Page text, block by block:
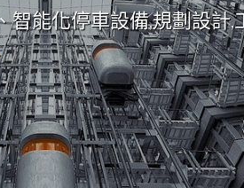
智能化停車設備,規劃設計,